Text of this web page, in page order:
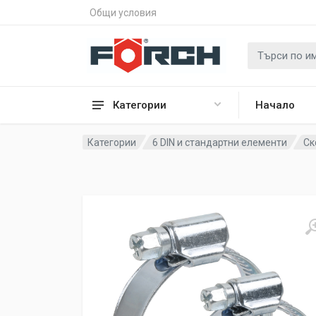
Общи условия
Категории Начало
Категории 6 DIN и стандартни елементи